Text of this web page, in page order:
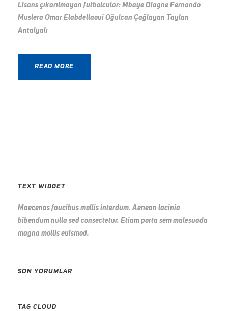
Lisans çıkarılmayan futbolcular: Mbaye Diagne Fernando
Muslera Omar Elabdellaoui Oğulcan Çağlayan Taylan
Antalyalı
READ MORE
TEXT WIDGET
Maecenas faucibus mollis interdum. Aenean lacinia
bibendum nulla sed consectetur. Etiam porta sem malesuada
magna mollis euismod.
SON YORUMLAR
TAG CLOUD